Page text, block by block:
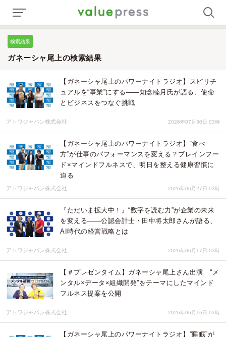
検索結果
ガネーシャ尾上の検索結果
【ガネーシャ尾上のパワーナイトラジオ】スピリチ
ュアルを“事業”にする――知念睦月氏が語る、使命
とビジネスをつなぐ挑戦
アトワジャパン株式会社 2026年07月30日 03時
【ガネーシャ尾上のパワーナイトラジオ】“食べ
方”が仕事のパフォーマンスを変える？ブレインフー
ド×マインドフルネスで、明日を整える健康習慣に
迫る
アトワジャパン株式会社 2026年06月27日 03時
『ただいま拡大中！』“数字を読む力”が企業の未来
を変える――公認会計士・田中将太郎さんが語る、
AI時代の経営戦略とは
アトワジャパン株式会社 2026年06月17日 03時
【＃プレゼンタイム】ガネーシャ尾上さん出演 “メ
ンタル×データ×組織開発”をテーマにしたマインド
フルネス提案を公開
アトワジャパン株式会社 2026年06月16日 03時
【ガネーシャ尾上のパワーナイトラジオ】“睡眠”が